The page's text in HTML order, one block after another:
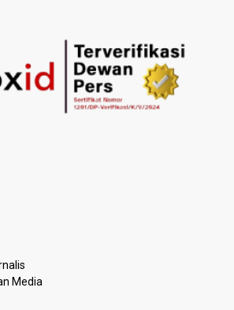
Voli Putri Indonesia Menang
Bapenda DKI Jakarta
Indonesia Setelah Gagal Tembus
1-1
Rencana Pembaruan Buku Ajar
Gede Pangrango Ditutup karena
Media